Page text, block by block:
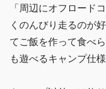
「周辺にオフロード
くのんびり走るのが
てご飯を作って食べ
も遊べるキャンプ仕